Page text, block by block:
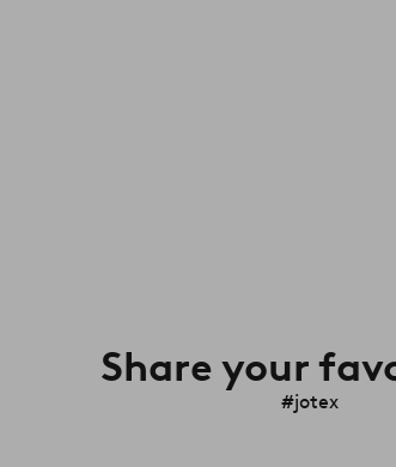
Share your
#jotex